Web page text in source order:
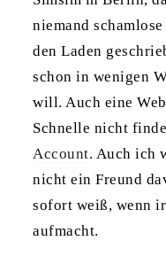
niemand
den Laden
schon in wenigen
will. Auch eine
Schnelle nicht
Account. Auch ich
nicht ein Freund
sofort weiß, wenn
aufmacht.